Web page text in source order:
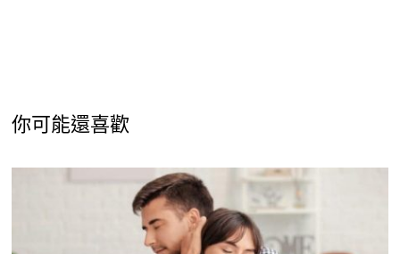
你可能還喜歡